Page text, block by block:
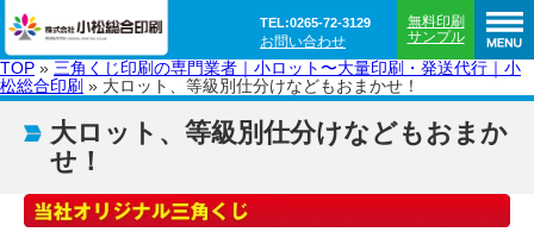
TEL:0265-72-3129
無料印刷
サンプル
お問い合わせ
TOP » 三角くじ印刷の専門業者｜小ロット〜大量印刷・発送代行｜小
松総合印刷 » 大ロット、等級別仕分けなどもおまかせ！
大ロット、等級別仕分けなどもおまか
せ！